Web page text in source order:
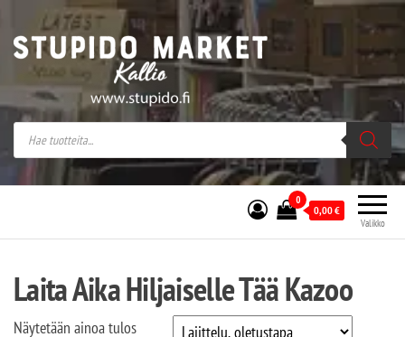
Stupido Market – verkossa ja kivijalassa
Stupido Market on vaihtoehtomusaan
erikoistunut verkko- sekä
kivijalkakauppa Helsingissä Kallion
sydämessä.
Valikko
0
0,00€
Laita Aika Hiljaiselle Tää Kazoo
Näytetään ainoa tulos